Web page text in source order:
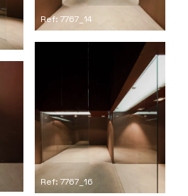
Ref: 7767_14
Ref: 7767_16